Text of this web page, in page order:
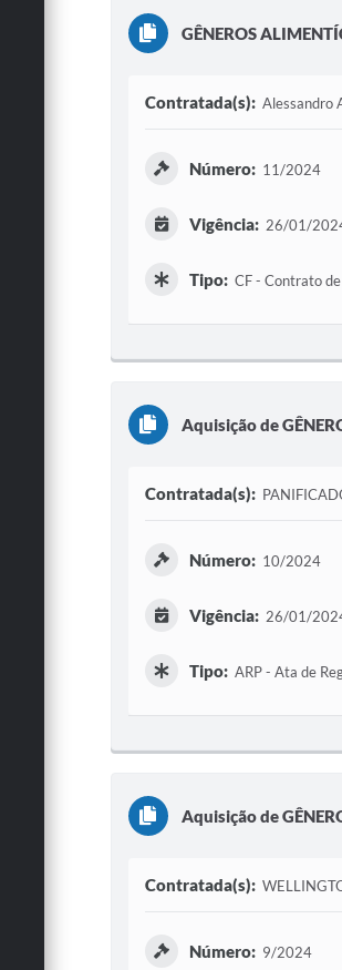
GÊNEROS
Contratada(s): Alessandro
Número: 11/2024
Vigência: 26/01/
Tipo: CF - Contrato
Aquisição de
Contratada(s):
Número: 10/2024
Vigência: 26/01/
Tipo: ARP - Ata de
Aquisição de
Contratada(s):
Número: 9/2024